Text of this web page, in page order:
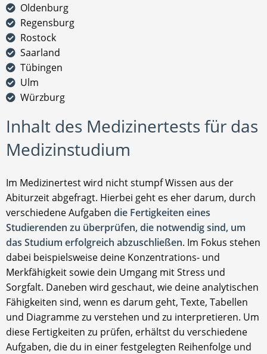
Oldenburg
Regensburg
Rostock
Saarland
Tübingen
Ulm
Würzburg
Inhalt des Medizinertests für das
Medizinstudium
Im Medizinertest wird nicht stumpf Wissen aus der
Abiturzeit abgefragt. Hierbei geht es eher darum, durch
verschiedene Aufgaben die Fertigkeiten eines
Studierenden zu überprüfen, die notwendig sind, um
das Studium erfolgreich abzuschließen. Im Fokus stehen
dabei beispielsweise deine Konzentrations- und
Merkfähigkeit sowie dein Umgang mit Stress und
Sorgfalt. Daneben wird geschaut, wie deine analytischen
Fähigkeiten sind, wenn es darum geht, Texte, Tabellen
und Diagramme zu verstehen und zu interpretieren. Um
diese Fertigkeiten zu prüfen, erhältst du verschiedene
Aufgaben, die du in einer festgelegten Reihenfolge und